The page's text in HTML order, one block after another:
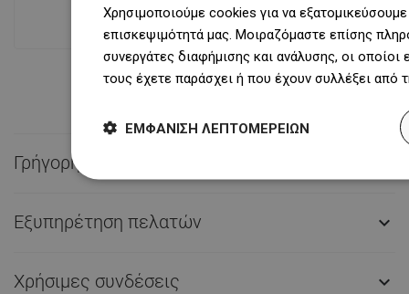
500 000 διαθέσιμα προϊόντα!
Γρήγορη επαφή
Εξυπηρέτηση πελατών 
Χρήσιμες συνδέσεις 
Χρησιμοποιούμε cookies για να
επισκεψιμότητά μας. Μοιραζόμαστε επίσης
συνεργάτες διαφήμισης και ανάλυσης, οι
τους έχετε παράσχει ή που έχουν συλλέξει
ΕΜΦΆΝΙΣΗ ΛΕΠΤΟΜΕΡΕΙΏΝ